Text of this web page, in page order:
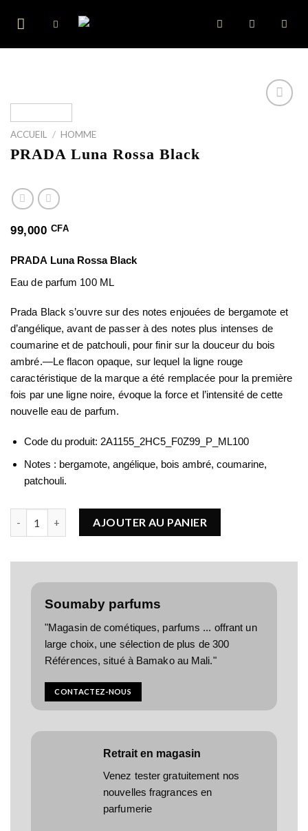
ACCUEIL / HOMME
PRADA Luna Rossa Black
99,000 CFA
PRADA Luna Rossa Black
Eau de parfum 100 ML
Prada Black s’ouvre sur des notes enjouées de bergamote et
d’angélique, avant de passer à des notes plus intenses de
coumarine et de patchouli, pour finir sur la douceur du bois
ambré.—Le flacon opaque, sur lequel la ligne rouge
caractéristique de la marque a été remplacée pour la première
fois par une ligne noire, évoque la force et l’intensité de cette
nouvelle eau de parfum.
Code du produit: 2A1155_2HC5_F0Z99_P_ML100
Notes : bergamote, angélique, bois ambré, coumarine,
patchouli.
quantité de PRADA Luna Rossa Black
AJOUTER AU PANIER
Soumaby parfums
"Magasin de cométiques, parfums ... offrant un
large choix, une sélection de plus de 300
Références, situé à Bamako au Mali."
CONTACTEZ-NOUS
Retrait en magasin
Venez tester gratuitement nos
nouvelles fragrances en
parfumerie